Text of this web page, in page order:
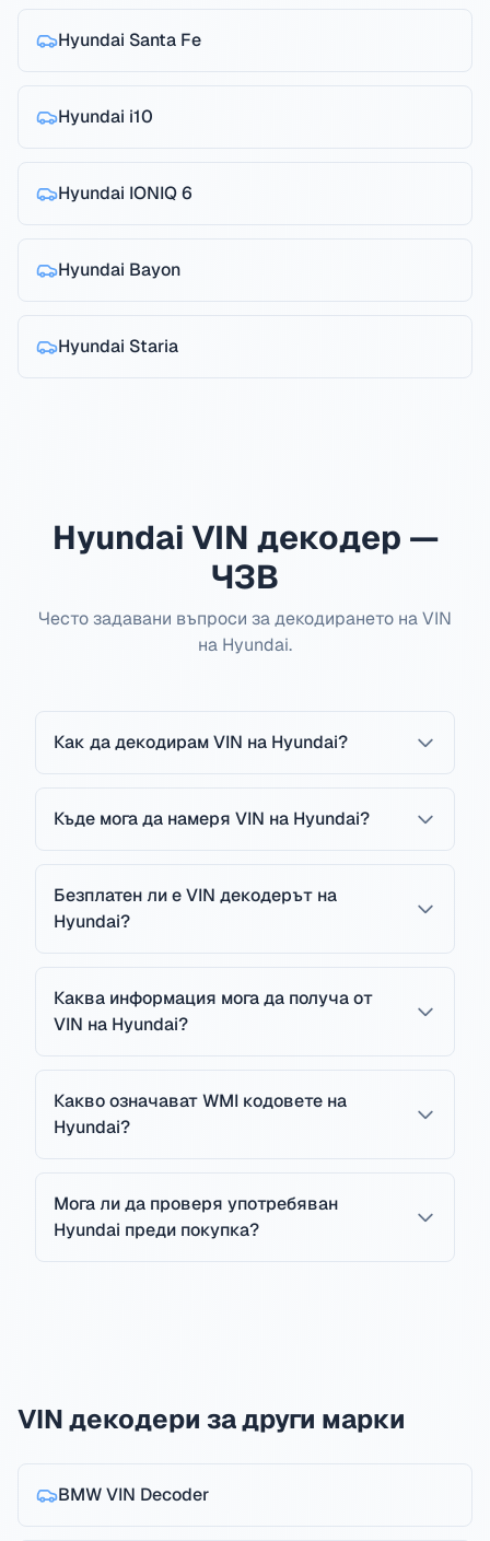
Hyundai Santa Fe
Hyundai i10
Hyundai IONIQ 6
Hyundai Bayon
Hyundai Staria
Hyundai VIN декодер —
ЧЗВ
Често задавани въпроси за декодирането на VIN
на Hyundai.
Как да декодирам VIN на Hyundai?
Къде мога да намеря VIN на Hyundai?
Безплатен ли е VIN декодерът на
Hyundai?
Каква информация мога да получа от
VIN на Hyundai?
Какво означават WMI кодовете на
Hyundai?
Мога ли да проверя употребяван
Hyundai преди покупка?
VIN декодери за други марки
BMWVIN Decoder